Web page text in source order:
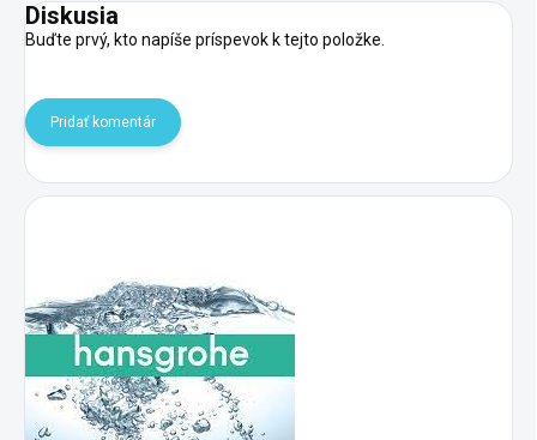
Diskusia
Buďte prvý, kto napíše príspevok k tejto položke.
Pridať komentár